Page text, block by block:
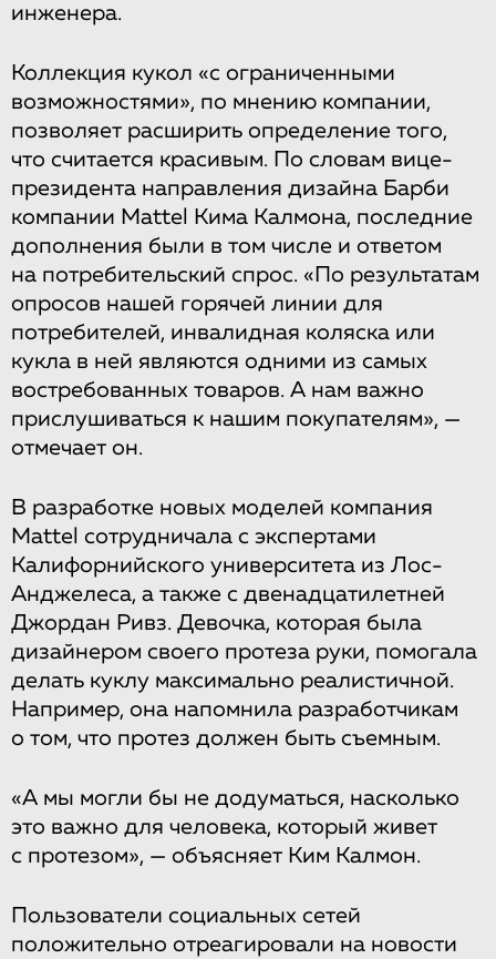
инженера.
Коллекция кукол «с ограниченными
возможностями», по мнению компании,
позволяет расширить определение того,
что считается красивым. По словам вице-
президента направления дизайна Барби
компании Mattel Кима Калмона, последние
дополнения были в том числе и ответом
на потребительский спрос. «По результатам
опросов нашей горячей линии для
потребителей, инвалидная коляска или
кукла в ней являются одними из самых
востребованных товаров. А нам важно
прислушиваться к нашим покупателям», —
отмечает он.
В разработке новых моделей компания
Mattel сотрудничала с экспертами
Калифорнийского университета из Лос-
Анджелеса, а также с двенадцатилетней
Джордан Ривз. Девочка, которая была
дизайнером своего протеза руки, помогала
делать куклу максимально реалистичной.
Например, она напомнила разработчикам
о том, что протез должен быть съемным.
«А мы могли бы не додуматься, насколько
это важно для человека, который живет
с протезом», — объясняет Ким Калмон.
Пользователи социальных сетей
положительно отреагировали на новости